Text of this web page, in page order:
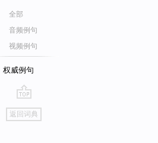
全部
音频例句
视频例句
权威例句
go
top
返回词典